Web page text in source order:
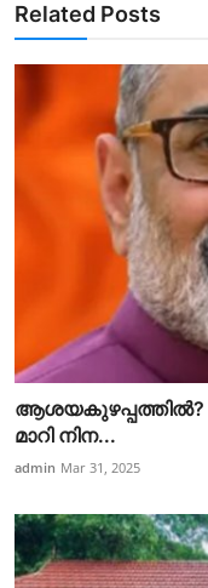
Related Posts
ആശയകുഴപ്പത്തില്‍?
മാറി നിന...
admin Mar 31, 2025